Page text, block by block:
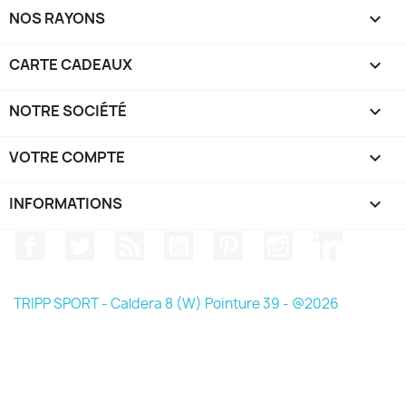
NOS RAYONS 
CARTE CADEAUX 
NOTRE SOCIÉTÉ 
VOTRE COMPTE 
INFORMATIONS keyboard_arrow_down
TRIPP SPORT - Caldera 8 (W) Pointure 39 - @2026